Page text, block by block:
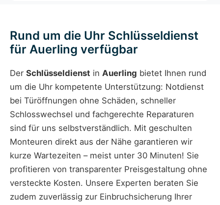
Rund um die Uhr Schlüsseldienst
für Auerling verfügbar
Der Schlüsseldienst in Auerling bietet Ihnen rund
um die Uhr kompetente Unterstützung: Notdienst
bei Türöffnungen ohne Schäden, schneller
Schlosswechsel und fachgerechte Reparaturen
sind für uns selbstverständlich. Mit geschulten
Monteuren direkt aus der Nähe garantieren wir
kurze Wartezeiten – meist unter 30 Minuten! Sie
profitieren von transparenter Preisgestaltung ohne
versteckte Kosten. Unsere Experten beraten Sie
zudem zuverlässig zur Einbruchsicherung Ihrer